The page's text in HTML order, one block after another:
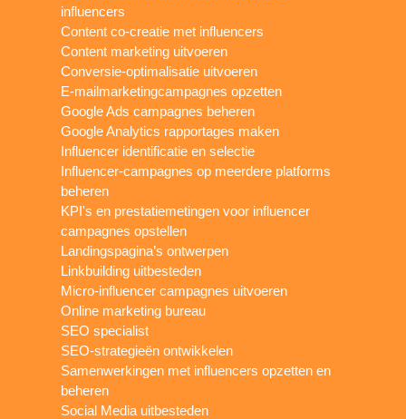
influencers
Content co-creatie met influencers
Content marketing uitvoeren
Conversie-optimalisatie uitvoeren
E-mailmarketingcampagnes opzetten
Google Ads campagnes beheren
Google Analytics rapportages maken
Influencer identificatie en selectie
Influencer-campagnes op meerdere platforms
beheren
KPI's en prestatiemetingen voor influencer
campagnes opstellen
Landingspagina’s ontwerpen
Linkbuilding uitbesteden
Micro-influencer campagnes uitvoeren
Online marketing bureau
SEO specialist
SEO-strategieën ontwikkelen
Samenwerkingen met influencers opzetten en
beheren
Social Media uitbesteden